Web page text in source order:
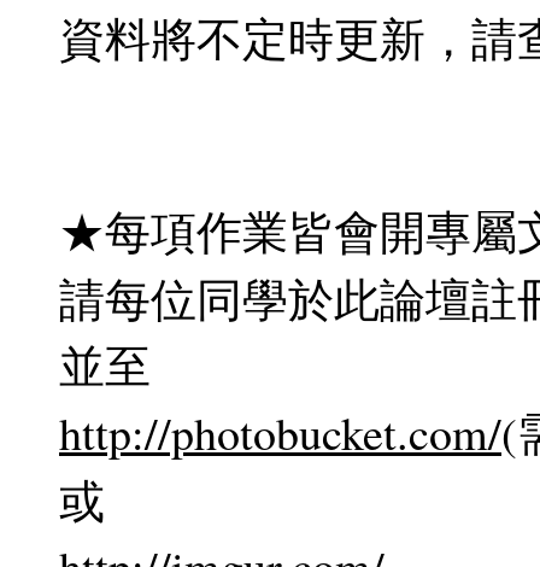
資料將不定時更新，
★每項作業皆會開專屬
請每位同學於此論壇註
並至
http://photobucket.com/(
或